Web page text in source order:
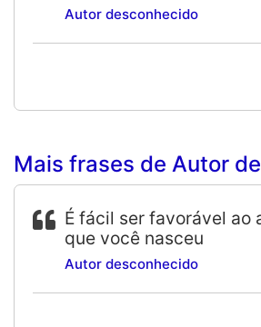
Autor desconhecido
Mais frases de Autor
É fácil ser favorável ao
que você nasceu
Autor desconhecido